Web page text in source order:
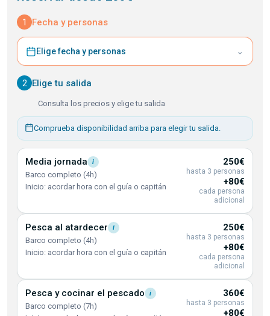
1 Fecha y personas
Elige fecha y personas ⌄
2 Elige tu salida
Consulta los precios y elige tu salida
Comprueba disponibilidad arriba para elegir tu salida.
Media jornada i
Barco completo (4h)
Inicio: acordar hora con el guía o capitán
250€
hasta 3 personas
+80€
cada persona
adicional
Pesca al atardecer i
Barco completo (4h)
Inicio: acordar hora con el guía o capitán
250€
hasta 3 personas
+80€
cada persona
adicional
Pesca y cocinar el pescado i
Barco completo (7h)
360€
hasta 3 personas
+80€